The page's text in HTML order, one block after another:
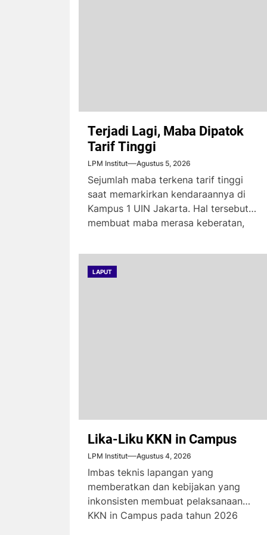
Terjadi Lagi, Maba Dipatok
Tarif Tinggi
LPM Institut Agustus 5, 2026
Sejumlah maba terkena tarif tinggi
saat memarkirkan kendaraannya di
Kampus 1 UIN Jakarta. Hal tersebut
membuat maba merasa keberatan,
LAPUT
Lika-Liku KKN in Campus
LPM Institut Agustus 4, 2026
Imbas teknis lapangan yang
memberatkan dan kebijakan yang
inkonsisten membuat pelaksanaan
KKN in Campus pada tahun 2026